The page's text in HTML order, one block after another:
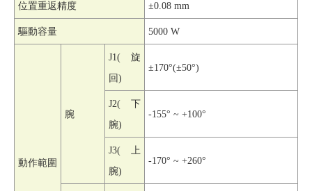
位置重返精度 ±0.08 mm
驅動容量 5000 W
動作範圍
腕
J1( 旋
回)
±170°(±50°)
J2( 下
腕)
-155° ~ +100°
J3( 上
腕)
-170° ~ +260°